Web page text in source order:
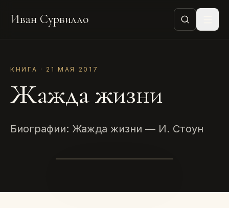
Иван Сурвилло
КНИГА · 21 МАЯ 2017
Жажда жизни
Биографии: Жажда жизни — И. Стоун